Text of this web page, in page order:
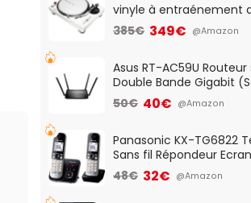
vinyle à entraénement
vitesses (33-45-78 trs/
pre-ampli intégré et
385€ 349€ @Amazon
Asus RT-AC59U Routeur
Double Bande Gigabit
Client VPN, Triple Vlan,
d'accès et Bridge,
50€ 40€ @Amazon
Panasonic KX-TG6822
Sans fil Répondeur
Française]
48€ 32€ @Amazon